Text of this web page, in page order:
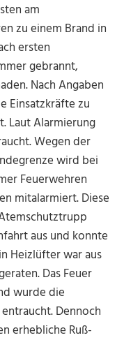
am
zu einem Brand in
ersten
gebrannt,
Nach Angaben
Einsatzkräfte zu
Laut Alarmierung
Wegen der
wird bei
Feuerwehren
mitalarmiert. Diese
aus und konnte
Heizlüfter war aus
Das Feuer
wurde die
Dennoch
erhebliche Ruß-